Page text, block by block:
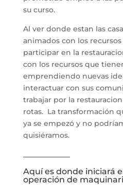
su curso.
Al ver donde estan las
animados con los
participar en la
con los recursos que
emprendiendo nuevas
interactuar con sus
trabajar por la
rotas. La transformación
ya se empezó y no
quisiéramos.
Aquí es donde iniciará
operación de